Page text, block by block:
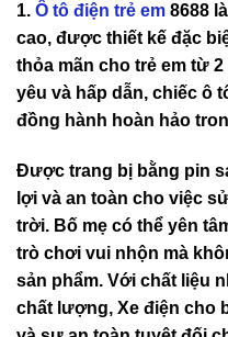
1. Ô tô điện trẻ em 8688
cao, được thiết kế đặc
thỏa mãn cho trẻ em từ
yêu và hấp dẫn, chiếc ô
đồng hành hoàn hảo
Được trang bị bằng pin
lợi và an toàn cho việc
trời. Bố mẹ có thể yên
trò chơi vui nhộn mà
sản phẩm. Với chất liệu
chất lượng, Xe điện cho